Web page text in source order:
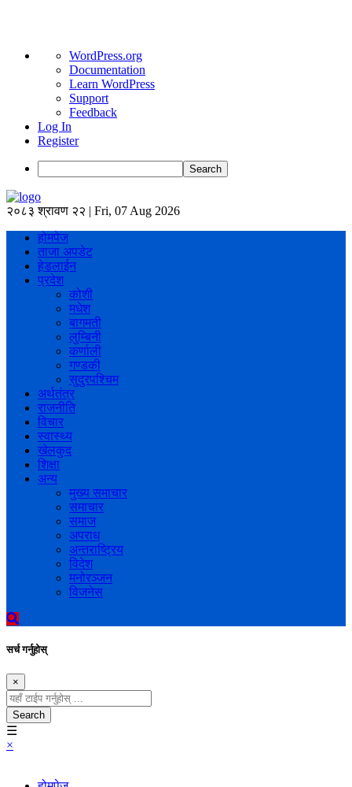
About
WordPress
WordPress.org
Documentation
Learn WordPress
Support
Feedback
Log In
Register
Search
२०८३ श्रावण २२ | Fri, 07 Aug 2026
होमपेज
ताजा अपडेट
हेडलाईन
प्रदेश
कोशी
मधेश
बागमती
लुम्बिनी
कर्णाली
गण्डकी
सुदुरपश्चिम
अर्थतंत्र
राजनीति
विचार
स्वास्थ्य
खेलकुद
शिक्षा
अन्य
मुख्य समाचार
समाचार
समाज
अपराध
अन्तराष्ट्रिय
विदेश
मनोरञ्जन
विजनेस
सर्च गर्नुहोस्
×
Search
☰
×